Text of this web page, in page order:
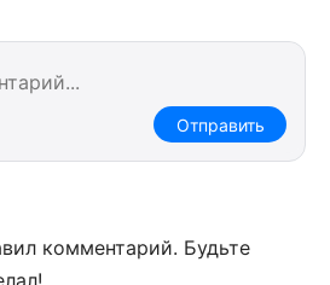
Отправить
комментарий. Будьте